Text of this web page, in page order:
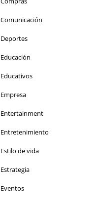
Comunicación
Deportes
Educación
Educativos
Empresa
Entertainment
Entretenimiento
Estilo de vida
Estrategia
Eventos